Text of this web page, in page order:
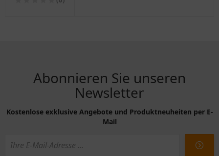
Innendurchmesser
Abonnieren Sie unseren
Newsletter
Kostenlose exklusive Angebote und Produktneuheiten per E-
Mail